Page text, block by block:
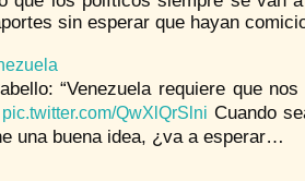
sin esperar que hayan
“Venezuela requiere que
pic.twitter.com/QwXlQrSlni Cuando
una buena idea, ¿va a esperar…